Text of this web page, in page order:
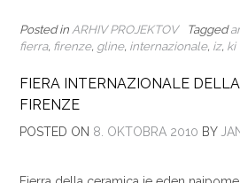
Posted inARHIV PROJEKTOV Tagged
fierra, firenze, gline, internazionale, iz, ki
FIERA INTERNAZIONALE
FIRENZE
POSTED ON 8. OKTOBRA 2010 BY